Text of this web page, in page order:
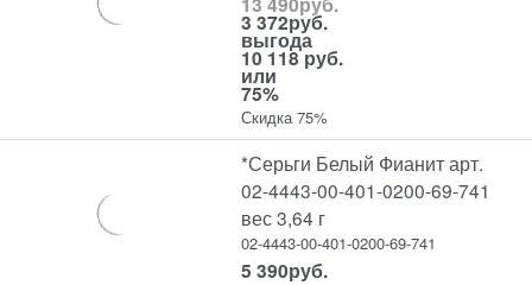
3 372руб.
выгода
10 118 руб.
или
75%
Скидка 75%
*Серьги Белый Фианит арт.
02-4443-00-401-0200-69-741
вес 3,64 г
02-4443-00-401-0200-69-741
5 390руб.